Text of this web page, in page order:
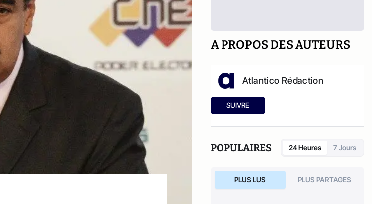
A PROPOS DES AUTEURS
Atlantico Rédaction
SUIVRE
POPULAIRES 24 Heures 7 Jours
PLUS LUS PLUS PARTAGES